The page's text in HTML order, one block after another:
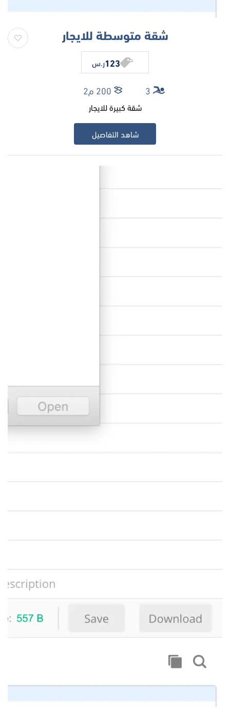
شقة متوسطة للايجار
123ر.س
3 200 م2
شقة كبيرة للايجار
شاهد التفاصيل